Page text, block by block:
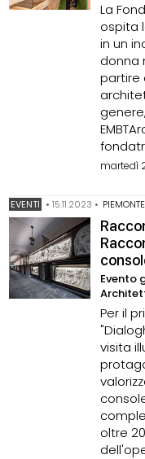
La
ospita
in un
donna
partire
martedì
EVENTI •15.11.2023 • PIEMONTE
Evento
Per il
visita
oltre